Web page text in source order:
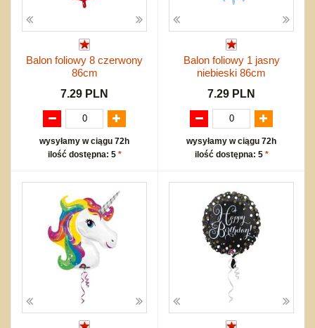
Balon foliowy 8 czerwony
86cm
7.29 PLN
wysyłamy w ciągu 72h
ilość dostępna: 5 *
Balon foliowy 1 jasny
niebieski 86cm
7.29 PLN
wysyłamy w ciągu 72h
ilość dostępna: 5 *